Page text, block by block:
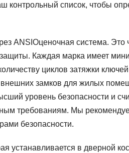
контрольный список, чтобы
ANSIОценочная система. Это
Каждая марка имеет
циклов затяжки
замков для жилых
уровень безопасности и
требованиям. Мы
безопасности.
устанавливается в дверной